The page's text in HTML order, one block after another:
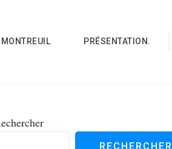
PRÉSENTATION.
RECHERCHER